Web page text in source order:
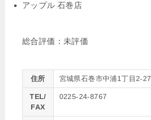
アップル 石巻店
総合評価： 未評価
住所 宮城県石巻市中浦1丁目2-27
TEL/
FAX
0225-24-8767